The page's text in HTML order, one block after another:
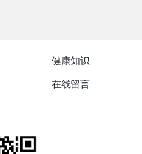
健康知识
在线留言